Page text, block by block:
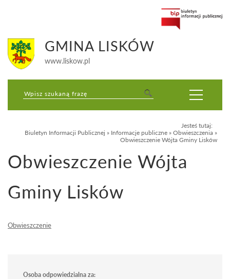
GMINA LISKÓW
www.liskow.pl
Jesteś tutaj:
Biuletyn Informacji Publicznej » Informacje publiczne » Obwieszczenia »
Obwieszczenie Wójta Gminy Lisków
Obwieszczenie Wójta
Gminy Lisków
Obwieszczenie
Osoba odpowiedzialna za: